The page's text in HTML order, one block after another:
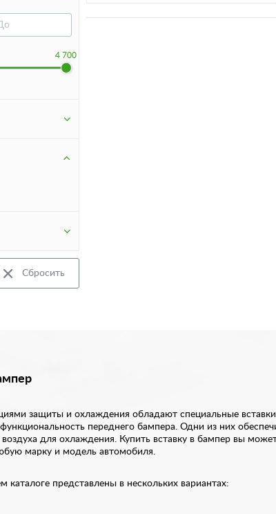
4 700
Сбросить
защиты и охлаждения обладают специальные вставки
переднего бампера. Одни из них
для охлаждения. Купить вставку в бампер вы
марку и модель автомобиля.
каталоге представлены в нескольких вариантах: